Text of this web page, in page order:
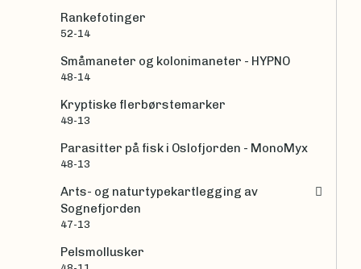
Rankefotinger
52-14
Småmaneter og kolonimaneter - HYPNO
48-14
Kryptiske flerbørstemarker
49-13
Parasitter på fisk i Oslofjorden - MonoMyx
48-13
Arts- og naturtypekartlegging av
Sognefjorden
47-13
Pelsmollusker